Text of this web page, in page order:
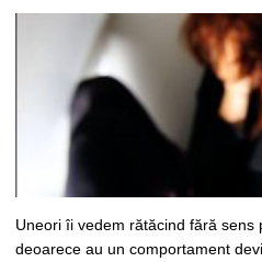
Uneori îi vedem rătăcind fără sens
deoarece au un comportament